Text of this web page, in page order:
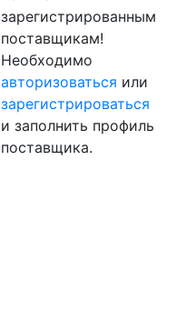
зарегистрированным
поставщикам!
Необходимо
авторизоваться или
зарегистрироваться
и заполнить профиль
поставщика.